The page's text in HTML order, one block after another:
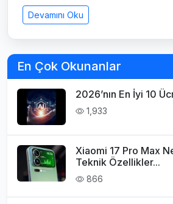
Devamını Oku
En Çok Okunanlar
2026’nın En İyi 10
1,933
Xiaomi 17 Pro Max
Teknik Özellikler...
866